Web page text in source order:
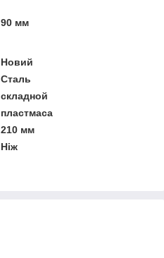
90 мм
Новий
Сталь
складной
пластмаса
210 мм
Ніж